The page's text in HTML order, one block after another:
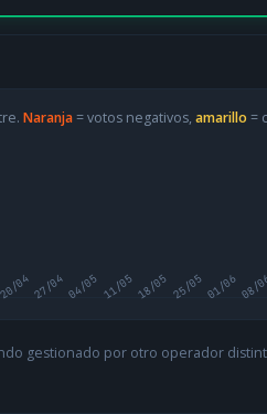
Naranja= votos negativos, amarillo =
20/0427/0404/05 11/0518/05 25/0501/0608/
gestionado por otro operador